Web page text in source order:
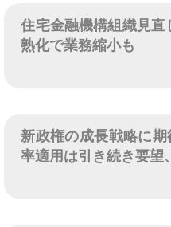
住宅金融機構組織見
熟化で業務縮小も
新政権の成長戦略に
率適用は引き続き要望